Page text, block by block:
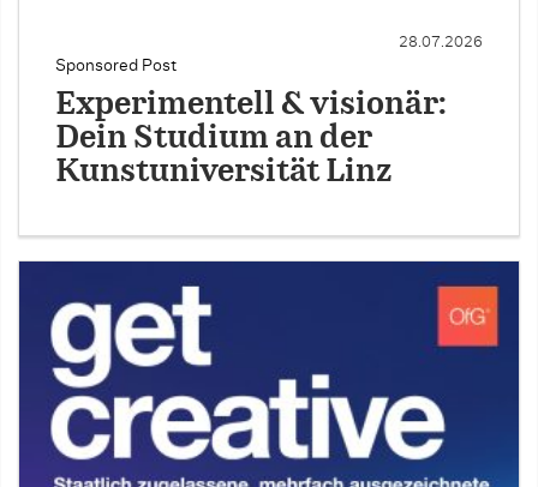
Sponsored Post
28.07.2026
Experimentell & visionär:
Dein Studium an der
Kunstuniversität Linz